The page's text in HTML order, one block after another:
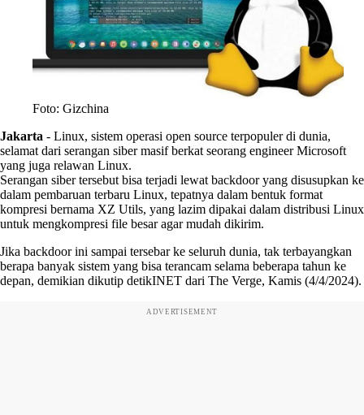
Foto: Gizchina
Jakarta - Linux, sistem operasi open source terpopuler di dunia,
selamat dari serangan siber masif berkat seorang engineer Microsoft
yang juga relawan Linux.
Serangan siber tersebut bisa terjadi lewat backdoor yang disusupkan ke
dalam pembaruan terbaru Linux, tepatnya dalam bentuk format
kompresi bernama XZ Utils, yang lazim dipakai dalam distribusi Linux
untuk mengkompresi file besar agar mudah dikirim.
Jika backdoor ini sampai tersebar ke seluruh dunia, tak terbayangkan
berapa banyak sistem yang bisa terancam selama beberapa tahun ke
depan, demikian dikutip detikINET dari The Verge, Kamis (4/4/2024).
ADVERTISEMENT